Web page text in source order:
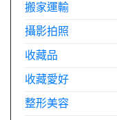
搬家運輸
攝影拍照
收藏品
收藏愛好
整形美容